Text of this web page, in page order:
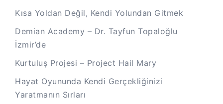
Kısa Yoldan Değil, Kendi Yolundan Gitmek
Demian Academy – Dr. Tayfun Topaloğlu
İzmir’de
Kurtuluş Projesi – Project Hail Mary
Hayat Oyununda Kendi Gerçekliğinizi
Yaratmanın Sırları